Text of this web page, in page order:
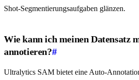
Shot-Segmentierungsaufgaben glänzen.
Wie kann ich meinen Datensatz
annotieren?#
Ultralytics SAM bietet eine Auto-